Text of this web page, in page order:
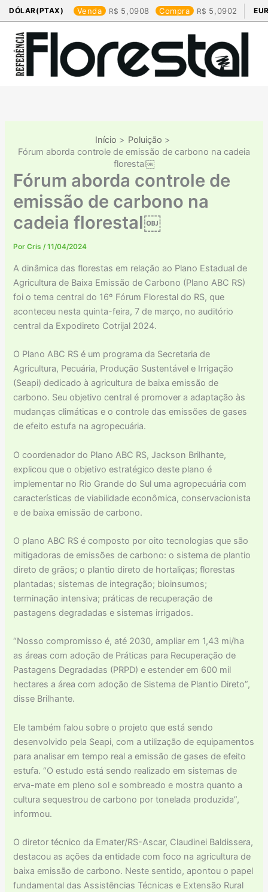
DÓLAR(PTAX) Venda 5,0908 Compra 5,0902
para
conteúdo
Início
Poluição
Fórum aborda controle de emissão de carbono na cadeia
florestal￼
Fórum aborda controle de
emissão de carbono na
cadeia florestal￼
PorCris/11/04/2024
A dinâmica das florestas em relação ao Plano Estadual de
Agricultura de Baixa Emissão de Carbono (Plano ABC RS)
foi o tema central do 16º Fórum Florestal do RS, que
aconteceu nesta quinta-feira, 7 de março, no auditório
central da Expodireto Cotrijal 2024.
O Plano ABC RS é um programa da Secretaria de
Agricultura, Pecuária, Produção Sustentável e Irrigação
(Seapi) dedicado à agricultura de baixa emissão de
carbono. Seu objetivo central é promover a adaptação às
mudanças climáticas e o controle das emissões de gases
de efeito estufa na agropecuária.
O coordenador do Plano ABC RS, Jackson Brilhante,
explicou que o objetivo estratégico deste plano é
implementar no Rio Grande do Sul uma agropecuária com
características de viabilidade econômica, conservacionista
e de baixa emissão de carbono.
O plano ABC RS é composto por oito tecnologias que são
mitigadoras de emissões de carbono: o sistema de plantio
direto de grãos; o plantio direto de hortaliças; florestas
plantadas; sistemas de integração; bioinsumos;
terminação intensiva; práticas de recuperação de
pastagens degradadas e sistemas irrigados.
“Nosso compromisso é, até 2030, ampliar em 1,43 mi/ha
as áreas com adoção de Práticas para Recuperação de
Pastagens Degradadas (PRPD) e estender em 600 mil
hectares a área com adoção de Sistema de Plantio Direto”,
disse Brilhante.
Ele também falou sobre o projeto que está sendo
desenvolvido pela Seapi, com a utilização de equipamentos
para analisar em tempo real a emissão de gases de efeito
estufa. “O estudo está sendo realizado em sistemas de
erva-mate em pleno sol e sombreado e mostra quanto a
cultura sequestrou de carbono por tonelada produzida”,
informou.
O diretor técnico da Emater/RS-Ascar, Claudinei Baldissera,
destacou as ações da entidade com foco na agricultura de
baixa emissão de carbono. Neste sentido, apontou o papel
fundamental das Assistências Técnicas e Extensão Rural